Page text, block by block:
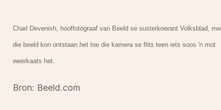
Charl Devenish, hooffotograaf van Beeld se susterkoerant Volksblad,
die beeld kon ontstaan het toe die kamera se flits teen iets soos 'n mot
weerkaats het.
Bron: Beeld.com